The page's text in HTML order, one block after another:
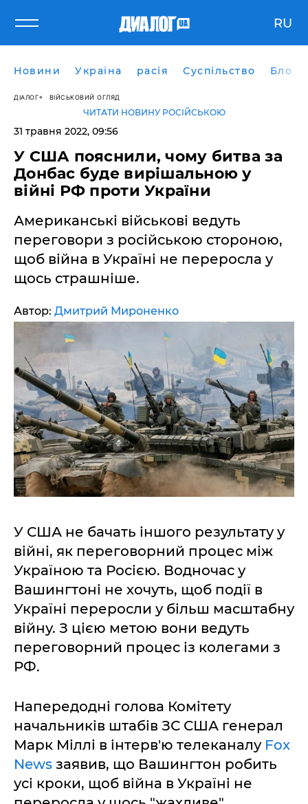
RU
Новини Україна расія Суспільство Блоги
ДІАЛОГ ВІЙСЬКОВИЙ ОГЛЯД
ЧИТАТИ НОВИНУ РОСІЙСЬКОЮ
31 травня 2022, 09:56
У США пояснили, чому битва за
Донбас буде вирішальною у
війні РФ проти України
Американські військові ведуть
переговори з російською стороною,
щоб війна в Україні не переросла у
щось страшніше.
Автор: Дмитрий Мироненко
У США не бачать іншого результату у
війні, як переговорний процес між
Україною та Росією. Водночас у
Вашингтоні не хочуть, щоб події в
Україні переросли у більш масштабну
війну. З цією метою вони ведуть
переговорний процес із колегами з
РФ.
Напередодні голова Комітету
начальників штабів ЗС США генерал
Марк Міллі в інтерв'ю телеканалу Fox
News заявив, що Вашингтон робить
усі кроки, щоб війна в Україні не